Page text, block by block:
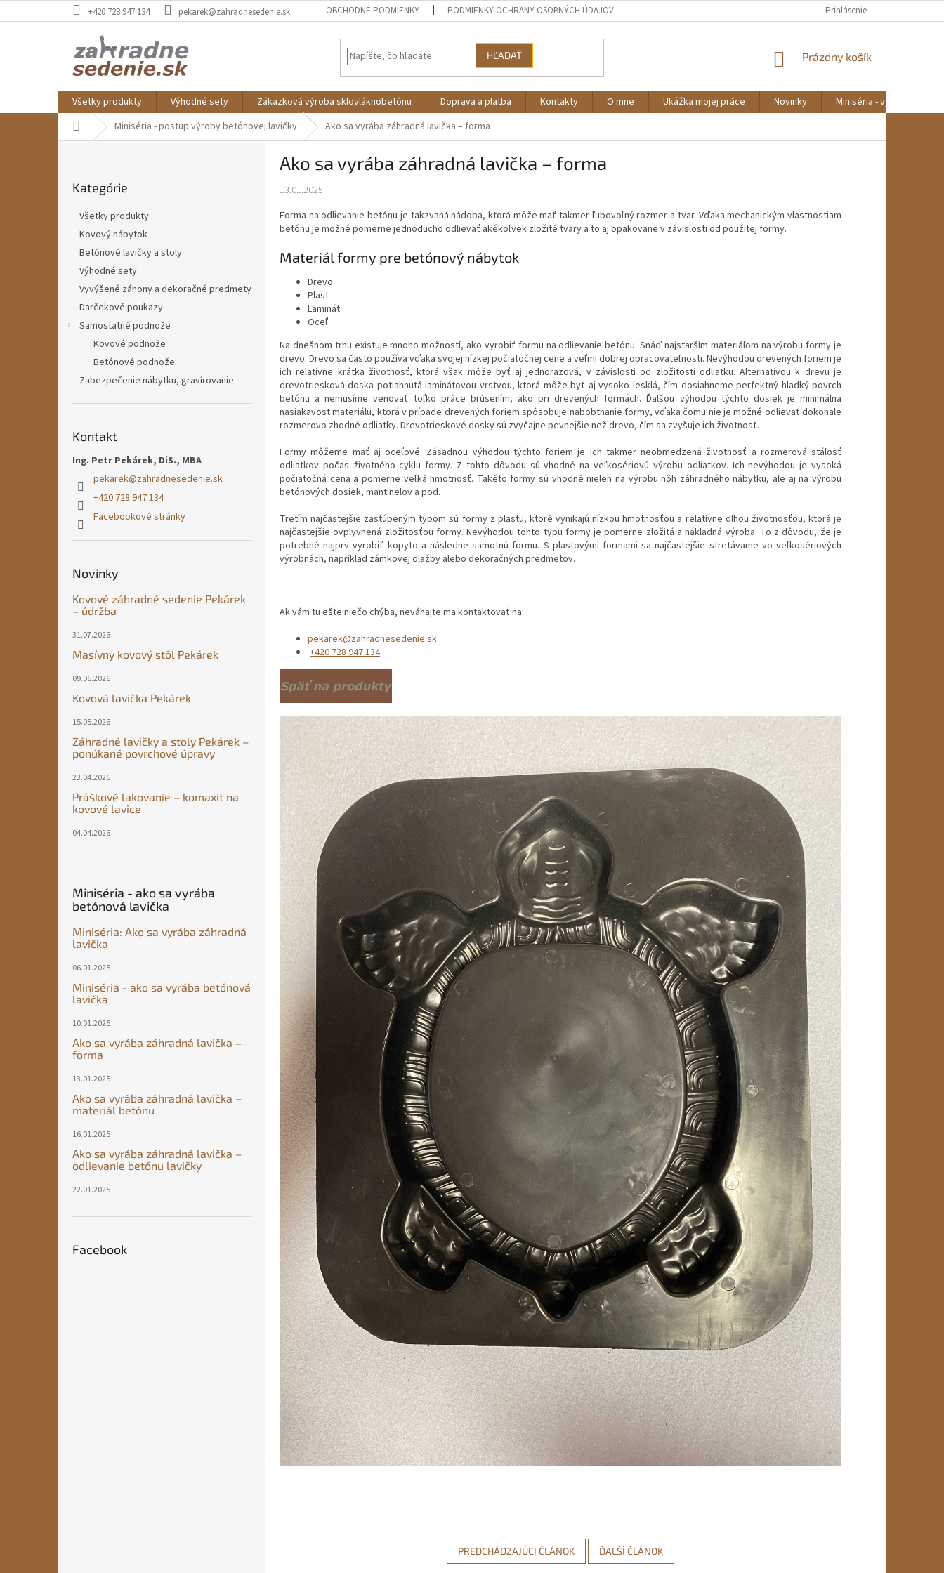
na
+420 728 947 134 pekarek@zahradnesedenie.sk OBCHODNÉ PODMIENKY PODMIENKY OCHRANY OSOBNÝCH ÚDAJOV Prihlásenie
HĽADAŤ
NÁKUPNÝ
Prázdny košík
Všetky produkty Výhodné sety Zákazková výroba sklovláknobetónu Doprava a platba Kontakty O mne Ukážka mojej práce Novinky
Miniséria - výroba lavičky
DomovMiniséria - postup výroby betónovej lavičky Ako sa vyrába záhradná lavička – forma
kategórie
Kategórie
Všetky produkty
Kovový nábytok
Betónové lavičky a stoly
Výhodné sety
Vyvýšené záhony a dekoračné predmety
Darčekové poukazy
Samostatné podnože
Kovové podnože
Betónové podnože
Zabezpečenie nábytku, gravírovanie
Kontakt
Ing. Petr Pekárek, DiS., MBA
pekarek@zahradnesedenie.sk
+420 728 947 134
Facebookové stránky
Novinky
Kovové záhradné sedenie Pekárek
– údržba
31.07.2026
Masívny kovový stôl Pekárek
09.06.2026
Kovová lavička Pekárek
15.05.2026
Záhradné lavičky a stoly Pekárek –
ponúkané povrchové úpravy
23.04.2026
Práškové lakovanie – komaxit na
kovové lavice
04.04.2026
Miniséria - ako sa vyrába
betónová lavička
Miniséria: Ako sa vyrába záhradná
lavička
06.01.2025
Miniséria - ako sa vyrába betónová
lavička
10.01.2025
Ako sa vyrába záhradná lavička –
forma
13.01.2025
Ako sa vyrába záhradná lavička –
materiál betónu
16.01.2025
Ako sa vyrába záhradná lavička –
odlievanie betónu lavičky
22.01.2025
Facebook
Ako sa vyrába záhradná lavička – forma
13.01.2025
Forma na odlievanie betónu je takzvaná nádoba, ktorá môže mať takmer ľubovoľný rozmer a tvar. Vďaka mechanickým vlastnostiam
betónu je možné pomerne jednoducho odlievať akékoľvek zložité tvary a to aj opakovane v závislosti od použitej formy.
Materiál formy pre betónový nábytok
Drevo
Plast
Laminát
Oceľ
Na dnešnom trhu existuje mnoho možností, ako vyrobiť formu na odlievanie betónu. Snáď najstarším materiálom na výrobu formy je
drevo. Drevo sa často používa vďaka svojej nízkej počiatočnej cene a veľmi dobrej opracovateľnosti. Nevýhodou drevených foriem je
ich relatívne krátka životnosť, ktorá však môže byť aj jednorazová, v závislosti od zložitosti odliatku. Alternatívou k drevu je
drevotriesková doska potiahnutá laminátovou vrstvou, ktorá môže byť aj vysoko lesklá, čím dosiahneme perfektný hladký povrch
betónu a nemusíme venovať toľko práce brúsením, ako pri drevených formách. Ďalšou výhodou týchto dosiek je minimálna
nasiakavost materiálu, ktorá v prípade drevených foriem spôsobuje nabobtnanie formy, vďaka čomu nie je možné odlievať dokonale
rozmerovo zhodné odliatky. Drevotrieskové dosky sú zvyčajne pevnejšie než drevo, čím sa zvyšuje ich životnosť.
Formy môžeme mať aj oceľové. Zásadnou výhodou týchto foriem je ich takmer neobmedzená životnosť a rozmerová stálosť
odliatkov počas životného cyklu formy. Z tohto dôvodu sú vhodné na veľkosériovú výrobu odliatkov. Ich nevýhodou je vysoká
počiatočná cena a pomerne veľká hmotnosť. Takéto formy sú vhodné nielen na výrobu nôh záhradného nábytku, ale aj na výrobu
betónových dosiek, mantinelov a pod.
Tretím najčastejšie zastúpeným typom sú formy z plastu, ktoré vynikajú nízkou hmotnosťou a relatívne dlhou životnosťou, ktorá je
najčastejšie ovplyvnená zložitosťou formy. Nevýhodou tohto typu formy je pomerne zložitá a nákladná výroba. To z dôvodu, že je
potrebné najprv vyrobiť kopyto a následne samotnú formu. S plastovými formami sa najčastejšie stretávame vo veľkosériových
výrobnách, napríklad zámkovej dlažby alebo dekoračných predmetov.
Ak vám tu ešte niečo chýba, neváhajte ma kontaktovať na:
pekarek@zahradnesedenie.sk
+420 728 947 134
PREDCHÁDZAJÚCI ČLÁNOK ĎALŠÍ ČLÁNOK